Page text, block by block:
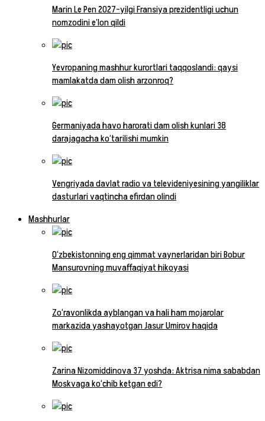
Marin Le Pen 2027-yilgi Fransiya prezidentligi uchun
nomzodini e’lon qildi
Yevropaning mashhur kurortlari taqqoslandi: qaysi
mamlakatda dam olish arzonroq?
Germaniyada havo harorati dam olish kunlari 38
darajagacha ko‘tarilishi mumkin
Vengriyada davlat radio va televideniyesining yangiliklar
dasturlari vaqtincha efirdan olindi
Mashhurlar
O‘zbekistonning eng qimmat vaynerlaridan biri Bobur
Mansurovning muvaffaqiyat hikoyasi
Zo‘ravonlikda ayblangan va hali ham mojarolar
markazida yashayotgan Jasur Umirov haqida
Zarina Nizomiddinova 37 yoshda: Aktrisa nima sababdan
Moskvaga ko‘chib ketgan edi?